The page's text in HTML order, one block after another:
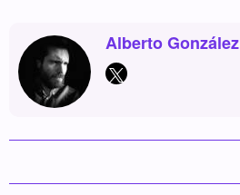
Alberto González